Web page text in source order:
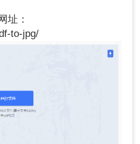
址：
to-jpg/